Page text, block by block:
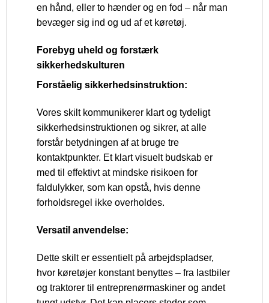
en hånd, eller to hænder og en fod – når man
bevæger sig ind og ud af et køretøj.
Forebyg uheld og forstærk
sikkerhedskulturen
Forståelig sikkerhedsinstruktion:
Vores skilt kommunikerer klart og tydeligt
sikkerhedsinstruktionen og sikrer, at alle
forstår betydningen af at bruge tre
kontaktpunkter. Et klart visuelt budskab er
med til effektivt at mindske risikoen for
faldulykker, som kan opstå, hvis denne
forholdsregel ikke overholdes.
Versatil anvendelse:
Dette skilt er essentielt på arbejdspladser,
hvor køretøjer konstant benyttes – fra lastbiler
og traktorer til entreprenørmaskiner og andet